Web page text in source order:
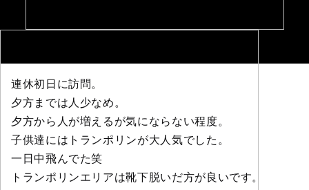
連休初日に訪問。
夕方までは人少なめ。
夕方から人が増えるが気にならない程度。
子供達にはトランポリンが大人気でした。
一日中飛んでた笑
トランポリンエリアは靴下脱いだ方が良いです。